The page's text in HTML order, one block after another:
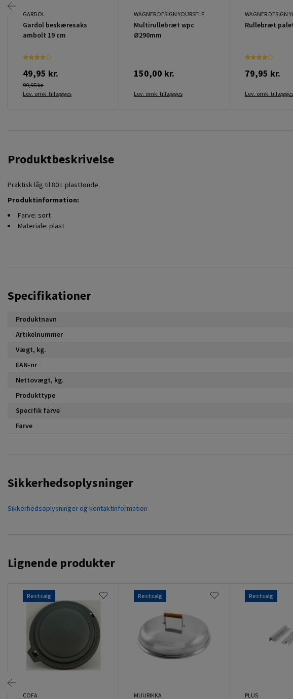
GARDOL
Gardol beskæresaks
ambolt 19 cm
49,95 kr.
99,95 kr.
Lev. omk. tillægges
WAGNER DESIGN YOURSELF
Multirullebræt wpc
Ø290mm
150,00 kr.
Lev. omk. tillægges
WAGNER DESIGN
Rullebræt
79,95 kr.
Lev. omk. tillægges
Produktbeskrivelse
Praktisk låg til 80 L plasttønde.
Produktinformation:
Farve: sort
Materiale: plast
Specifikationer
Produktnavn
Artikelnummer
Vægt, kg.
EAN-nr
Nettovægt, kg.
Produkttype
Specifik farve
Farve
Sikkerhedsoplysninger
Sikkerhedsoplysninger og kontaktinformation
Lignende produkter
Restsalg
COFA
Restsalg
MUURIKKA
Restsalg
PLUS